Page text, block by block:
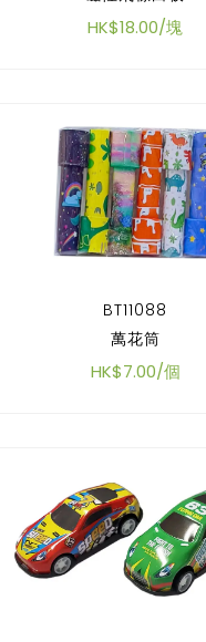
HK$18.00/塊
BT11088
萬花筒
HK$7.00/個